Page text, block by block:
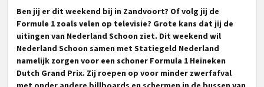
Ben jij er dit weekend bij in Zandvoort? Of volg jij de
Formule 1 zoals velen op televisie? Grote kans dat jij de
uitingen van Nederland Schoon ziet. Dit weekend wil
Nederland Schoon samen met Statiegeld Nederland
namelijk zorgen voor een schoner Formula 1 Heineken
Dutch Grand Prix. Zij roepen op voor minder zwerfafval